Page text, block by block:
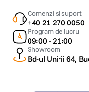
Comenzi si suport
+40 21 270 0050
Program de lucru
09:00 - 21:00
Showroom
Bd-ul Unirii 64,